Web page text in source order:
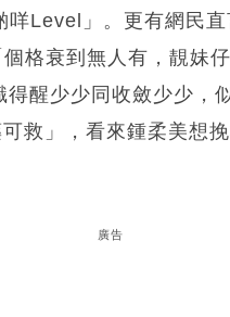
Level」。更有網民
格衰到無人有，靚妹
醒少少同收斂少少，
救」，看來鍾柔美想
廣告